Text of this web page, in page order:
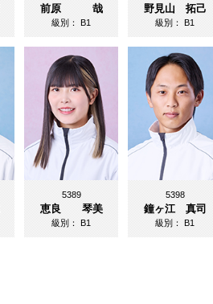
前原 哉
級別：B1
野見山 拓己
級別：B1
5389
恵良 琴美
級別：B1
5398
鐘ヶ江 真司
級別：B1